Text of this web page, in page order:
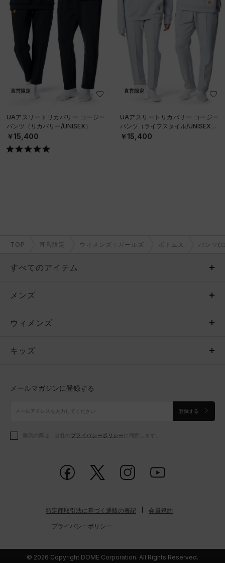
直営限定
UAアスリートリカバリー コージー
パンツ（リカバリー/UNISEX）
￥15,400
直営限定
UAアスリートリカバリー コージー
パンツ（ライフスタイル/UNISEX）
￥15,400
TOP 直営限定 ウィメンズ＋ガールズ ボトムス パンツ(
すべてのアイテム
メンズ
ウィメンズ
キッズ
アクセサリー
メンズ
トップス
ボトムス
アクセサリー
ウィメンズ
トップス
シューズ
アクセサリー
キッズ
シューズ
メールマガジンに登録する
登録する
購読の際は、当社の プライバシーポリシー に同意します。
特定商取引法に基づく通販の表記 会員規約
プライバシーポリシー
© 2026 Copyright DOME Corporation. All Rights Reserved.